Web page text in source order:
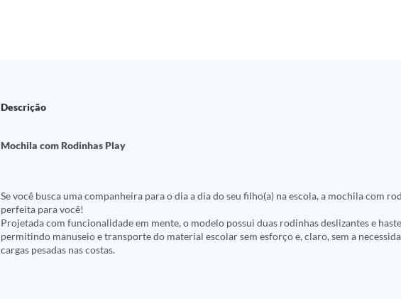
Descrição
Mochila com Rodinhas Play
Se você busca uma companheira para o dia a dia do seu filho(a) na escola, a mochila com
perfeita para você!
Projetada com funcionalidade em mente, o modelo possui duas rodinhas deslizantes e
permitindo manuseio e transporte do material escolar sem esforço e, claro, sem a
cargas pesadas nas costas.